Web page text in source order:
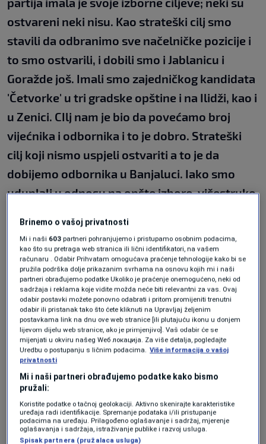
ostvareni neki nisu. Kao strateški cilj smo
stavili da odbranimo sve načelničke pozicije i
to smo ostvarili, i dobili smo i Jablanicu i
Goražde još. Imali smo zajedničkog kandidata
'Četvorke' u tri gradske opštine i na Ilidži, kao i
u Zenici. CIlj nam je bio da povećamo broj
vijećnika i odbornika i to je dobro. Strateški
cilj koji nismo uspjeli ostvariti a to je da
dobijemo odbornika u Banjaluci. Iako smo
uduplali u odnosu na opšte izbore, višestruko
izborni cilj da odbranimo vijećnićke pozicije na
područjima gdje je HDZ uglavnom. Uspjeli
smo u svim osim u Tomislavgradu. Svakako
postoji organizacije koje su podbacile i zbog
svega i stanja za 2022. godinu bez želje da bilo
koga istjeramo, očito da nešto ne ide i
moramo napraviti određene promjene",
potcrtao je Nikšić.
Nikšić je kazao i da je Damir Mašić prije izbora
najavio ostavku te da je na njegovu molbu
ostao da radi izbornu kampanju te da sada u
Brinemo o vašoj privatnosti
Mi i naši 603 partneri pohranjujemo i pristupamo osobnim podacima,
kao što su pretraga web stranica ili lični identifikatori, na vašem
računaru . Odabir Prihvatam omogućava praćenje tehnologije kako bi se
pružila podrška dolje prikazanim svrhama na osnovu kojih mi i naši
partneri obrađujemo podatke Ukoliko je praćenje onemogućeno, neki od
sadržaja i reklama koje vidite možda neće biti relevantni za vas. Ovaj
odabir postavki možete ponovno odabrati i pritom promijeniti trenutni
odabir ili pristanak tako što ćete kliknuti na Upravljaj željenim
postavkama link na dnu ove web stranice [ili plutajuću ikonu u donjem
lijevom dijelu web stranice, ako je primjenjivo]. Vaš odabir će se
mijenjati u okviru našeg Wеб локација. Za više detalja, pogledajte
Uredbu o postupanju s ličnim podacima. Više informacija o vašoj
privatnosti
Mi i naši partneri obrađujemo podatke kako bismo
pružali:
Koristite podatke o tačnoj geolokaciji. Aktivno skenirajte karakteristike
uređaja radi identifikacije. Spremanje podataka i/ili pristupanje
podacima na uređaju. Prilagođeno oglašavanje i sadržaj, mjerenje
oglašavanja i sadržaja, istraživanje publike i razvoj usluga.
Spisak partnera (pružalaca usluga)